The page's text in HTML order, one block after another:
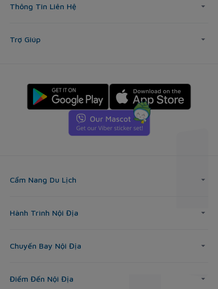
Thông Tin Liên Hệ
Trợ Giúp
Cẩm Nang Du Lịch
Hành Trình Nội Địa
Chuyến Bay Nội Địa
Điểm Đến Nội Địa